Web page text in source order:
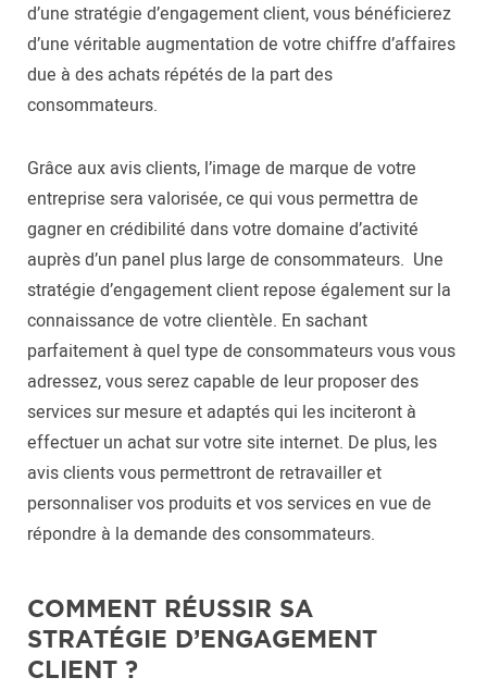
d’une stratégie d’engagement client, vous bénéficierez
d’une véritable augmentation de votre chiffre d’affaires
due à des achats répétés de la part des
consommateurs.
Grâce aux avis clients, l’image de marque de votre
entreprise sera valorisée, ce qui vous permettra de
gagner en crédibilité dans votre domaine d’activité
auprès d’un panel plus large de consommateurs. Une
stratégie d’engagement client repose également sur la
connaissance de votre clientèle. En sachant
parfaitement à quel type de consommateurs vous vous
adressez, vous serez capable de leur proposer des
services sur mesure et adaptés qui les inciteront à
effectuer un achat sur votre site internet. De plus, les
avis clients vous permettront de retravailler et
personnaliser vos produits et vos services en vue de
répondre à la demande des consommateurs.
COMMENT RÉUSSIR SA
STRATÉGIE D’ENGAGEMENT
CLIENT ?